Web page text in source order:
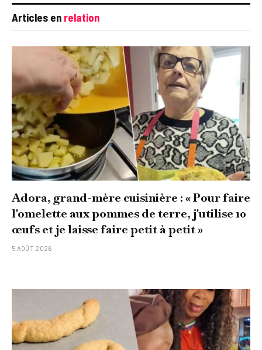
Articles en relation
Adora, grand-mère cuisinière : « Pour faire
l'omelette aux pommes de terre, j'utilise 10
œufs et je laisse faire petit à petit »
5 AOÛT 2026